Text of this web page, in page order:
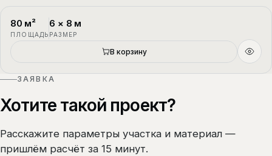
П-4
80 м²
ПЛОЩАДЬ
6 × 8 м
РАЗМЕР
В корзину
ЗАЯВКА
Хотите такой проект?
Расскажите параметры участка и материал —
пришлём расчёт за 15 минут.